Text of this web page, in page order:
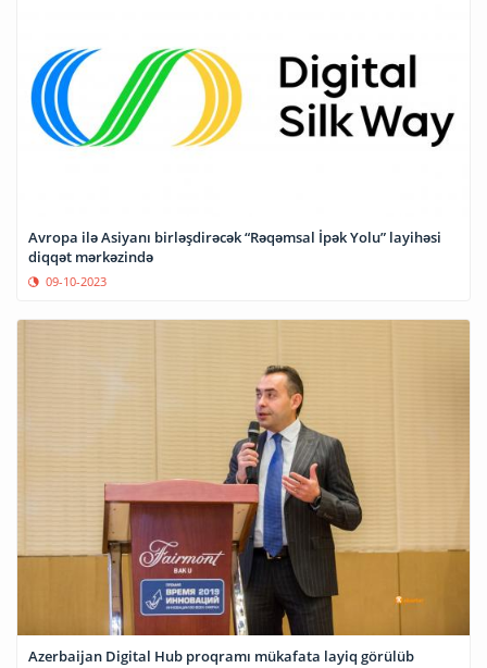
Avropa ilə Asiyanı birləşdirəcək “Rəqəmsal İpək Yolu” layihəsi
diqqət mərkəzində
09-10-2023
Azerbaijan Digital Hub proqramı mükafata layiq görülüb